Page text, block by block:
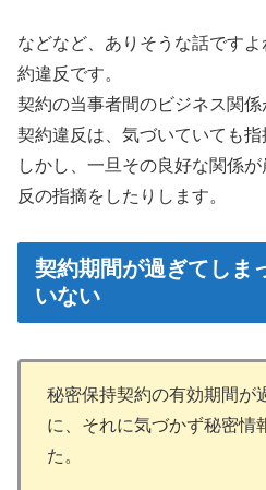
などなど、ありそうな話です
約違反です。
契約の当事者間のビジネス関
契約違反は、気づいていても指
しかし、一旦その良好な関係
反の指摘をしたりします。
契約期間が過ぎてしま
いない
秘密保持契約の有効期間が
に、それに気づかず秘密情
た。